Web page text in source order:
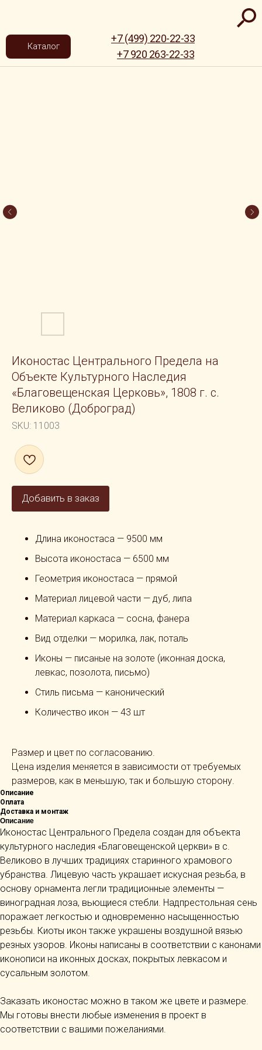
+7 920 263-22-33
+7 (499) 220-22-33
Каталог
Иконостас Центрального Предела на
Объекте Культурного Наследия
«Благовещенская Церковь», 1808 г. с.
Великово (Доброград)
SKU: 11003
Добавить в заказ
Длина иконостаса — 9500 мм
Высота иконостаса — 6500 мм
Геометрия иконостаса — прямой
Материал лицевой части — дуб, липа
Материал каркаса — сосна, фанера
Вид отделки — морилка, лак, поталь
Иконы — писаные на золоте (иконная доска,
левкас, позолота, письмо)
Стиль письма — канонический
Количество икон — 43 шт
Размер и цвет по согласованию.
Цена изделия меняется в зависимости от требуемых
размеров, как в меньшую, так и большую сторону.
Описание
Оплата
Доставка и монтаж
Описание
Иконостас Центрального Предела создан для объекта
культурного наследия «Благовещенской церкви» в с.
Великово в лучших традициях старинного храмового
убранства. Лицевую часть украшает искусная резьба, в
основу орнамента легли традиционные элементы —
виноградная лоза, вьющиеся стебли. Надпрестольная сень
поражает легкостью и одновременно насыщенностью
резьбы. Киоты икон также украшены воздушной вязью
резных узоров. Иконы написаны в соответствии с канонами
иконописи на иконных досках, покрытых левкасом и
сусальным золотом.
Заказать иконостас можно в таком же цвете и размере.
Мы готовы внести любые изменения в проект в
соответствии с вашими пожеланиями.